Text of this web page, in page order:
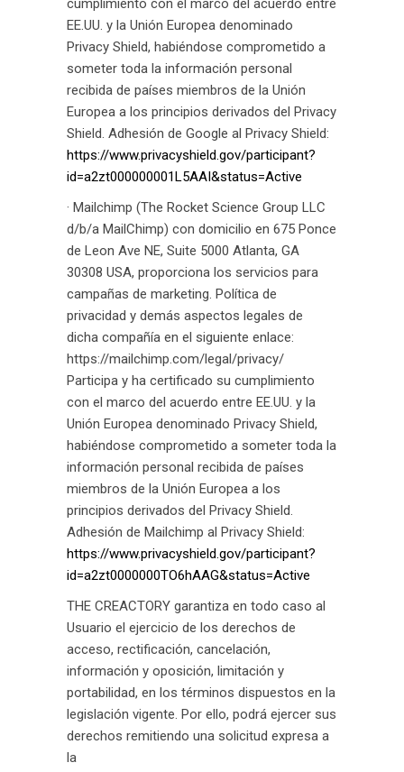
cumplimiento con el marco del acuerdo entre
EE.UU. y la Unión Europea denominado
Privacy Shield, habiéndose comprometido a
someter toda la información personal
recibida de países miembros de la Unión
Europea a los principios derivados del Privacy
Shield. Adhesión de Google al Privacy Shield:
https://www.privacyshield.gov/participant?
id=a2zt000000001L5AAI&status=Active
· Mailchimp (The Rocket Science Group LLC
d/b/a MailChimp) con domicilio en 675 Ponce
de Leon Ave NE, Suite 5000 Atlanta, GA
30308 USA, proporciona los servicios para
campañas de marketing. Política de
privacidad y demás aspectos legales de
dicha compañía en el siguiente enlace:
https://mailchimp.com/legal/privacy/
Participa y ha certificado su cumplimiento
con el marco del acuerdo entre EE.UU. y la
Unión Europea denominado Privacy Shield,
habiéndose comprometido a someter toda la
información personal recibida de países
miembros de la Unión Europea a los
principios derivados del Privacy Shield.
Adhesión de Mailchimp al Privacy Shield:
https://www.privacyshield.gov/participant?
id=a2zt0000000TO6hAAG&status=Active
THE CREACTORY garantiza en todo caso al
Usuario el ejercicio de los derechos de
acceso, rectificación, cancelación,
información y oposición, limitación y
portabilidad, en los términos dispuestos en la
legislación vigente. Por ello, podrá ejercer sus
derechos remitiendo una solicitud expresa a
la